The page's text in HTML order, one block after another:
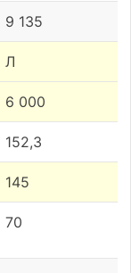
9 135
Л
6 000
152,3
145
70